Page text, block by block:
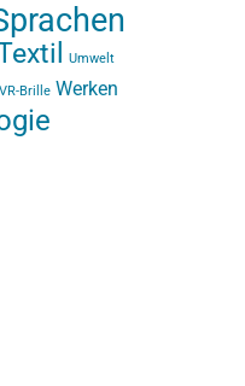
Umwelt
VR-Brille Werken